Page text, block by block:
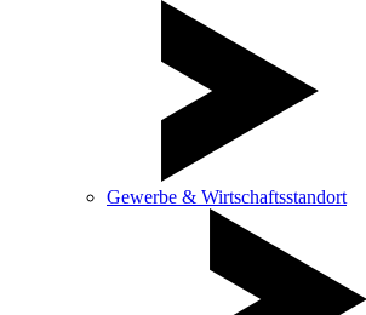
Gewerbe & Wirtschaftsstandort